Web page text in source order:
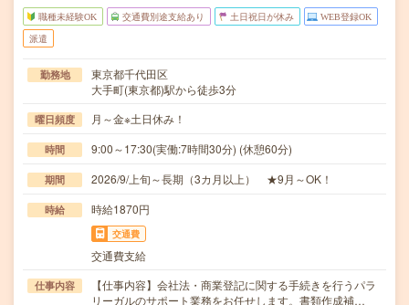
職種未経験OK 交通費別途支給あり 土日祝日が休み WEB登録OK
派遣
勤務地
東京都千代田区
大手町(東京都)駅から徒歩3分
曜日頻度 月～金※土日休み！
時間 9:00～17:30(実働:7時間30分) (休憩60分)
期間 2026/9/上旬～長期（3カ月以上） ★9月～OK！
時給 時給1870円
交通費
交通費支給
仕事内容
【仕事内容】会社法・商業登記に関する手続きを行うパラ
リーガルのサポート業務をお任せします。書類作成補…